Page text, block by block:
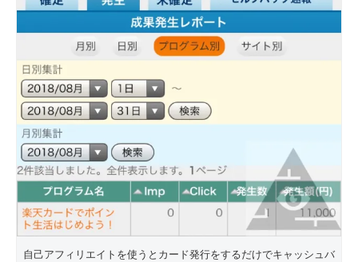
自己アフィリエイトを使うとカード発行をするだけでキャッシュバ